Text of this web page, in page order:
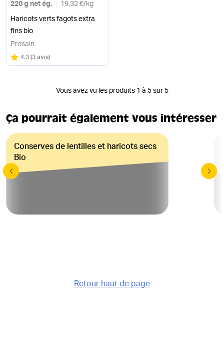
Retour haut de page
220 g net ég. 19,32 €/ kg
Haricots verts fagots extra
fins bio
Prosain
Note
4.3 sur 5
(3 avis)
Vous avez vu les produits 1 à 5 sur 5
Ça pourrait également vous intéresser
Conserves de lentilles et haricots secs
Bio